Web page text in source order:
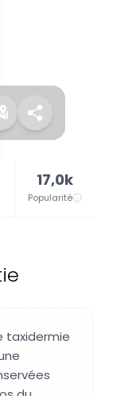
17,0k
Popularité
taxidermie